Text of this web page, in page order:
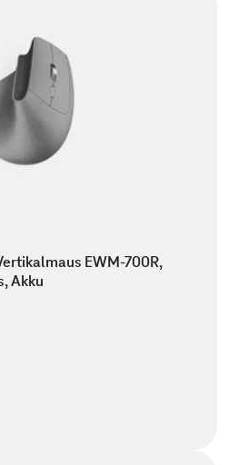
EWM-700R,
Akku